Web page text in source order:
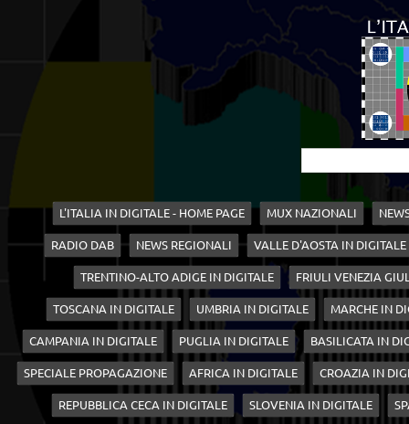
L'ITALIA IN DIGITALE - HOME PAGE MUX NAZIONALI
RADIO DAB NEWS REGIONALI VALLE D'AOSTA IN DIGITALE
TRENTINO-ALTO ADIGE IN DIGITALE FRIULI VENEZIA
TOSCANA IN DIGITALE UMBRIA IN DIGITALE MARCHE IN
CAMPANIA IN DIGITALE PUGLIA IN DIGITALE BASILICATA IN
SPECIALE PROPAGAZIONE AFRICA IN DIGITALE CROAZIA IN
REPUBBLICA CECA IN DIGITALE SLOVENIA IN DIGITALE